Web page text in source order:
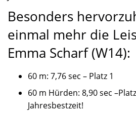
Besonders
einmal mehr die
Emma Scharf (W14):
60 m: 7,76 sec – Platz 1
60 m Hürden: 8,90 sec
Jahresbestzeit!